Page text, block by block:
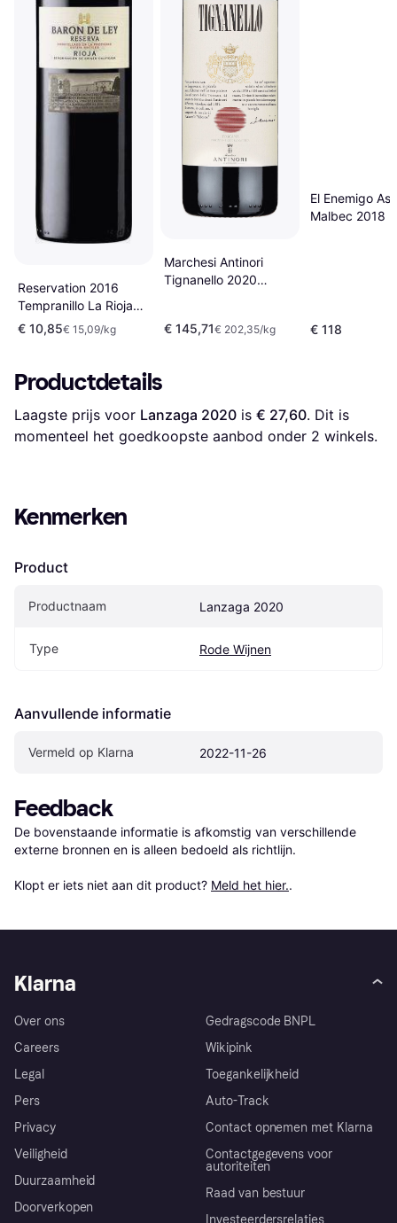
Reservation 2016
Tempranillo La Rioja
14.5% 75cl
€ 10,85€ 15,09/kg
Marchesi Antinori
Tignanello 2020
Franc Tuscany 13.5%
€ 145,71€ 202,35/kg
El Enemigo As
Malbec 2018
€ 118
Productdetails
Laagste prijs voor Lanzaga 2020 is € 27,60. Dit is
momenteel het goedkoopste aanbod onder 2 winkels.
Kenmerken
Product
Productnaam Lanzaga 2020
Type Rode Wijnen
Aanvullende informatie
Vermeld op Klarna 2022-11-26
Feedback
De bovenstaande informatie is afkomstig van verschillende
externe bronnen en is alleen bedoeld als richtlijn.
Klopt er iets niet aan dit product? Meld het hier..
Klarna
Over ons
Careers
Legal
Pers
Privacy
Veiligheid
Duurzaamheid
Doorverkopen
Gedragscode BNPL
Wikipink
Toegankelijkheid
Auto-Track
Contact opnemen met Klarna
Contactgegevens voor
autoriteiten
Raad van bestuur